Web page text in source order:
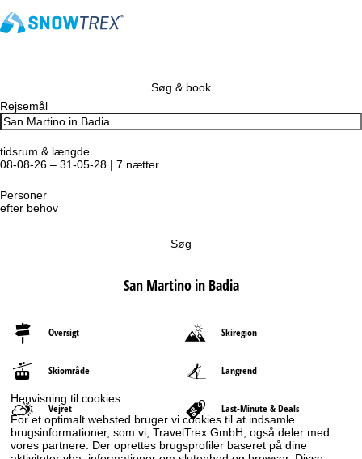
Henvisning til cookies
For et optimalt websted bruger vi cookies til at indsamle
brugsinformationer, som vi, TravelTrex GmbH, også deler med
vores partnere. Der oprettes brugsprofiler baseret på dine
Søg & book
Rejsemål
tidsrum & længde
08-08-26 – 31-05-28 | 7 nætter
Personer
efter behov
Søg
San Martino in Badia
Oversigt Skiregion
Skiområde Langrend
Vejret Last-Minute & Deals